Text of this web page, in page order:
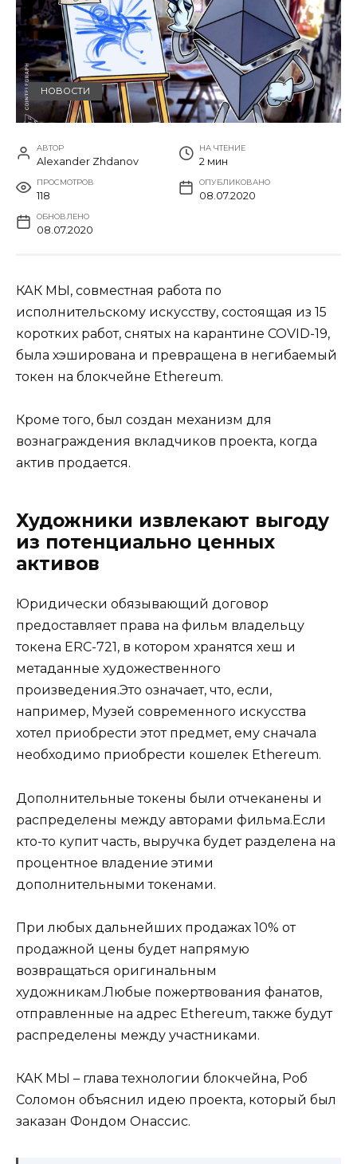
НОВОСТИ
АВТОР
Alexander Zhdanov
НА ЧТЕНИЕ
2 мин
ПРОСМОТРОВ
118
ОПУБЛИКОВАНО
08.07.2020
ОБНОВЛЕНО
08.07.2020
КАК МЫ, совместная работа по
исполнительскому искусству, состоящая из 15
коротких работ, снятых на карантине COVID-19,
была хэширована и превращена в негибаемый
токен на блокчейне Ethereum.
Кроме того, был создан механизм для
вознаграждения вкладчиков проекта, когда
актив продается.
Художники извлекают выгоду
из потенциально ценных
активов
Юридически обязывающий договор
предоставляет права на фильм владельцу
токена ERC-721, в котором хранятся хеш и
метаданные художественного
произведения.Это означает, что, если,
например, Музей современного искусства
хотел приобрести этот предмет, ему сначала
необходимо приобрести кошелек Ethereum.
Дополнительные токены были отчеканены и
распределены между авторами фильма.Если
кто-то купит часть, выручка будет разделена на
процентное владение этими
дополнительными токенами.
При любых дальнейших продажах 10% от
продажной цены будет напрямую
возвращаться оригинальным
художникам.Любые пожертвования фанатов,
отправленные на адрес Ethereum, также будут
распределены между участниками.
КАК МЫ – глава технологии блокчейна, Роб
Соломон объяснил идею проекта, который был
заказан Фондом Онассис.